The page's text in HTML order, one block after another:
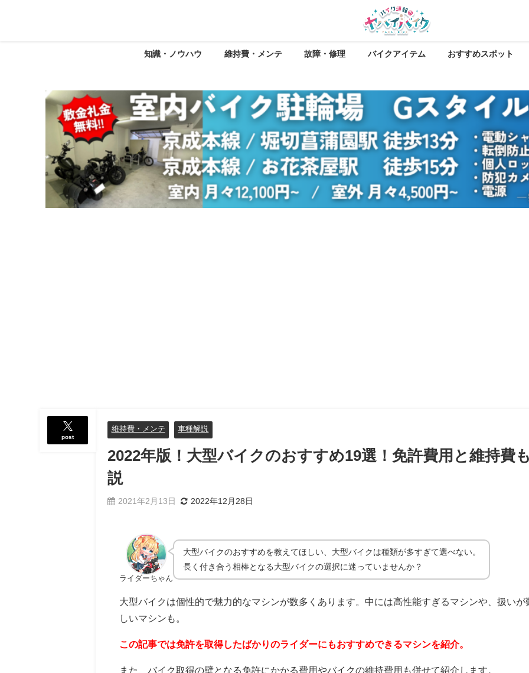
知識・ノウハウ 維持費・メンテ 故障・修理 バイクアイテム おすすめスポット
post
維持費・メンテ 車種解説
2022年版！大型バイクのおすすめ19選！免許費用と維持費
説
2021年2月13日 2022年12月28日
ライダーちゃん
大型バイクのおすすめを教えてほしい、大型バイクは種類が多すぎて選べない。
長く付き合う相棒となる大型バイクの選択に迷っていませんか？
大型バイクは個性的で魅力的なマシンが数多くあります。中には高性能すぎるマシンや、扱いが
しいマシンも。
この記事では免許を取得したばかりのライダーにもおすすめできるマシンを紹介。
また、バイク取得の壁となる免許にかかる費用やバイクの維持費用も併せて紹介します。